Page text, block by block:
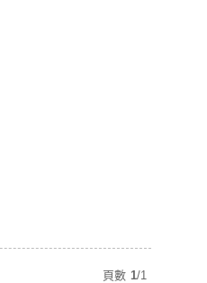
頁數 1/1